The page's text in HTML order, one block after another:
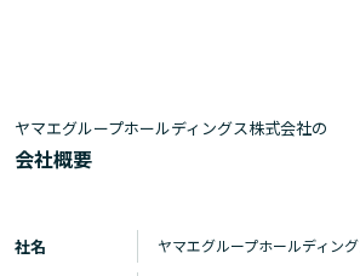
ヤマエグループホールディングス株式会社の
会社概要
社名 ヤマエグループホールディン